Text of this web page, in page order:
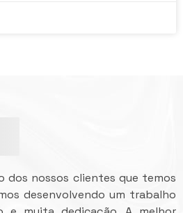
dos nossos clientes que temos
desenvolvendo um trabalho